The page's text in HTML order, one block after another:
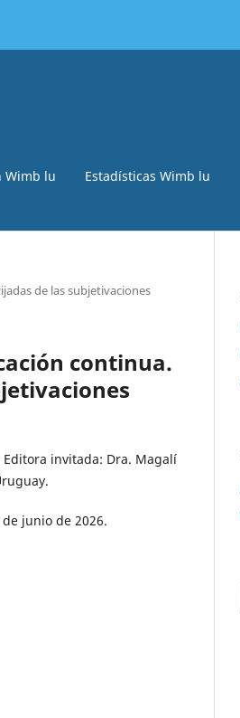
Wimb lu Estadísticas Wimb lu
de las subjetivaciones
continua.
invitada: Dra. Magalí
junio de 2026.